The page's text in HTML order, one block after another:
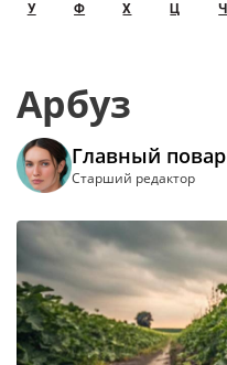
У Ф Х Ц Ч
Арбуз
Главный повар
Старший редактор